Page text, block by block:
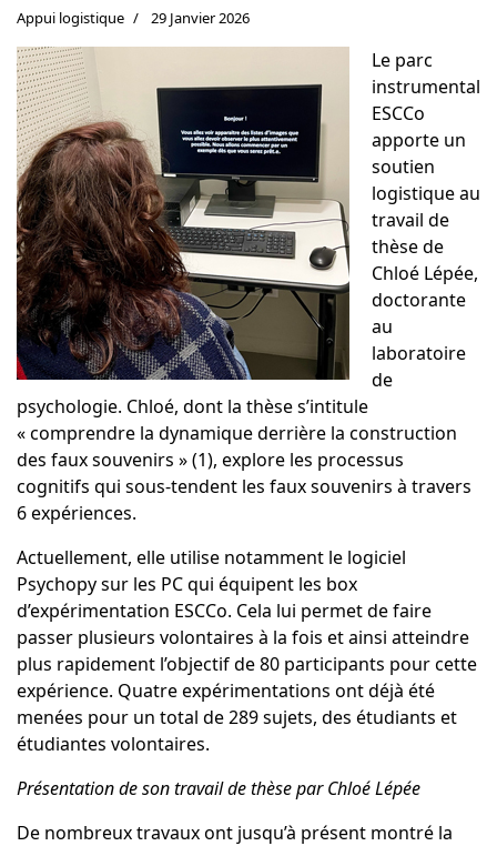
Appui logistique 29 Janvier 2026
Le parc
instrumental
ESCCo
apporte un
soutien
logistique au
travail de
thèse de
Chloé Lépée,
doctorante
au
laboratoire
de
psychologie. Chloé, dont la thèse s’intitule
«comprendre la dynamique derrière la construction
des faux souvenirs »(1), explore les processus
cognitifs qui sous-tendent les faux souvenirs à travers
6 expériences.
Actuellement, elle utilise notamment le logiciel
Psychopy sur les PC qui équipent les box
d’expérimentation ESCCo. Cela lui permet de faire
passer plusieurs volontaires à la fois et ainsi atteindre
plus rapidement l’objectif de 80 participants pour cette
expérience. Quatre expérimentations ont déjà été
menées pour un total de 289 sujets, des étudiants et
étudiantes volontaires.
Présentation de son travail de thèse par Chloé Lépée
De nombreux travaux ont jusqu’à présent montré la